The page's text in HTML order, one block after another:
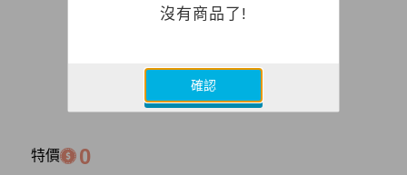
特價 0
沒有商品了!
確認